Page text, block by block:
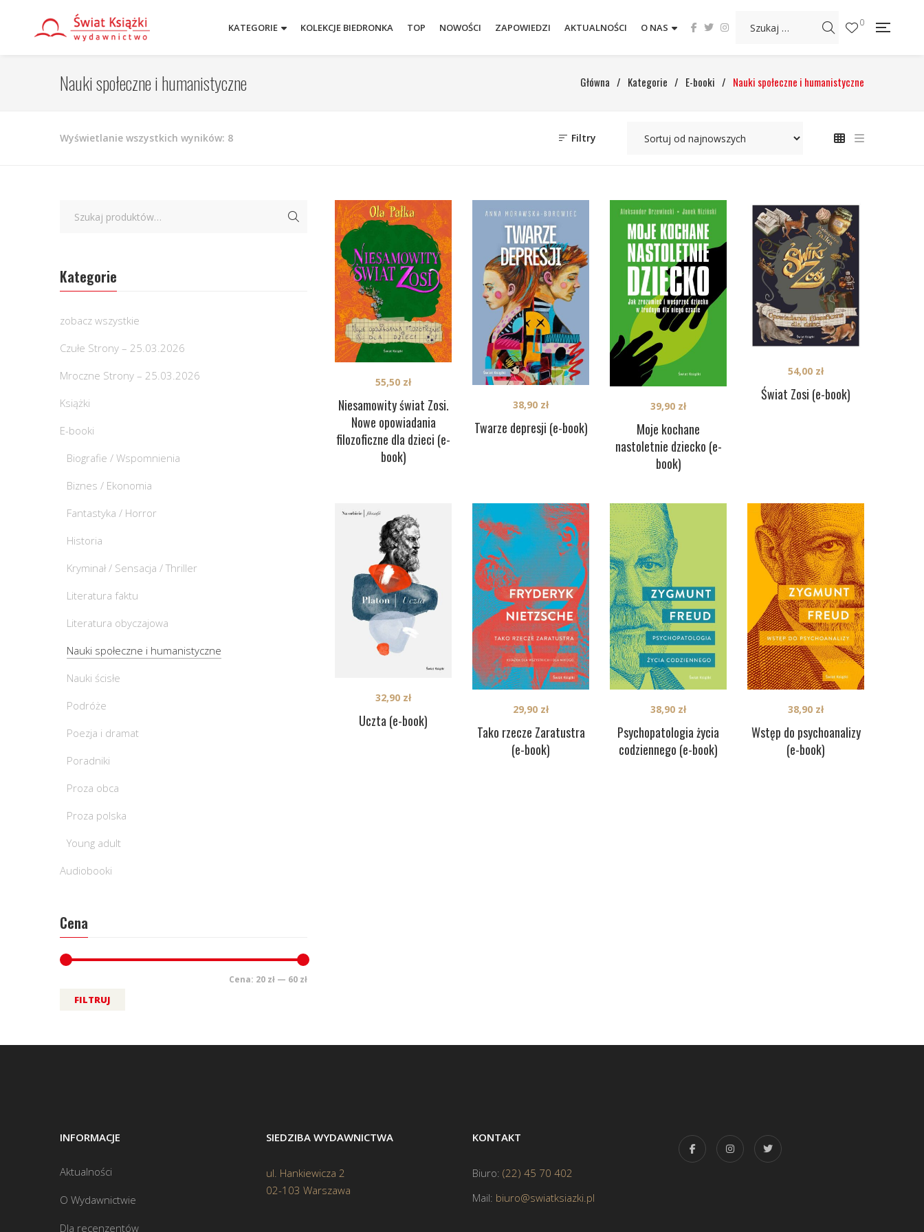
KATEGORIE KOLEKCJE BIEDRONKA TOP NOWOŚCI ZAPOWIEDZI AKTUALNOŚCI O NAS 0
Nauki społeczne i humanistyczne Główna / Kategorie / E-booki / Nauki społeczne i humanistyczne
Wyświetlanie wszystkich wyników: 8Posortowane
Filtry
Niesamowity świat Zosi.
Nowe opowiadania
filozoficzne dla dzieci (e-
book)
55,50 zł
Twarze depresji (e-book)
38,90 zł
Moje kochane
nastoletnie dziecko (e-
book)
39,90 zł
Świat Zosi (e-book)
54,00 zł
Uczta (e-book)
32,90 zł
Tako rzecze Zaratustra
(e-book)
29,90 zł
Psychopatologia życia
codziennego (e-book)
38,90 zł
Wstęp do psychoanalizy
(e-book)
38,90 zł
Kategorie
zobacz wszystkie
Czułe Strony – 25.03.2026
Mroczne Strony – 25.03.2026
Książki
E-booki
Biografie / Wspomnienia
Biznes / Ekonomia
Fantastyka / Horror
Historia
Kryminał / Sensacja / Thriller
Literatura faktu
Literatura obyczajowa
Nauki społeczne i humanistyczne
Nauki ścisłe
Podróże
Poezja i dramat
Poradniki
Proza obca
Proza polska
Young adult
Audiobooki
Cena
FILTRUJ
Cena: 20 zł — 60 zł
INFORMACJE
Aktualności
O Wydawnictwie
Dla recenzentów
SIEDZIBA WYDAWNICTWA
ul. Hankiewicza 2
02-103 Warszawa
KONTAKT
Biuro: (22) 45 70 402
Mail: biuro@swiatksiazki.pl